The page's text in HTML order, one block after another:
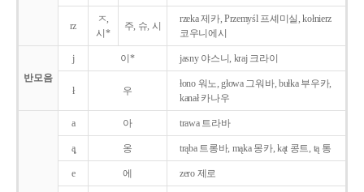
rz
ㅈ,
시*
주, 슈, 시
rzeka 제카, Przemyśl 프셰미실, kołnierz
코우니에시
반모음
j 이* jasny 야스니, kraj 크라이
ł 우
łono 워노, głowa 그워바, bułka 부우카,
kanał 카나우
a 아 trawa 트라바
ą̨ 옹 trąba 트롱바, mąka 몽카, kąt 콩트, tą 통
e 에 zero 제로